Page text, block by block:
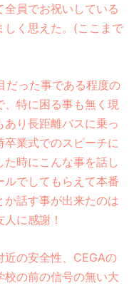
員でお祝いしている
しく思えた。(ここまで
だった事である程度の
特に困る事も無く現
り長距離バスに乗っ
業式でのスピーチに
時にこんな事を話し
でしてもらえて本番
話す事が出来たのは
に感謝！
近の安全性、CEGAの
の前の信号の無い大